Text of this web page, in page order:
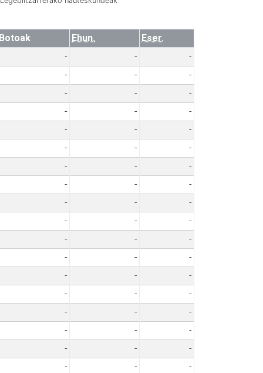
Botoak Ehun.
Eser.
- -
-
- -
-
- -
-
- -
-
- -
-
- -
-
- -
-
- -
-
- -
-
- -
-
- -
-
- -
-
- -
-
- -
-
- -
-
- -
-
- -
-
- -
-